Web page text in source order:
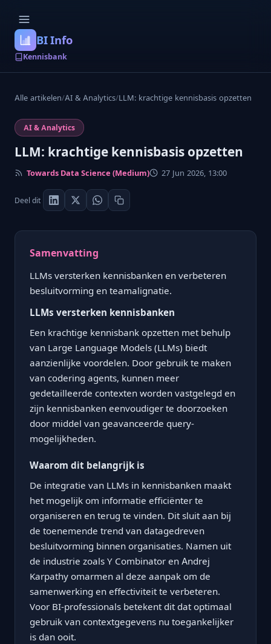
BI Info
Kennisbank
Alle artikelen/AI & Analytics/LLM: krachtige kennisbasis opzetten
AI & Analytics
LLM: krachtige kennisbasis opzetten
Towards Data Science (Medium) 27 Jun 2026, 13:00
Deel dit
Samenvatting
LLMs versterken kennisbanken en verbeteren
besluitvorming en teamalignatie.
LLMs versterken kennisbanken
Een krachtige kennisbank opzetten met behulp
van Large Language Models (LLMs) biedt
aanzienlijke voordelen. Door gebruik te maken
van codering agents, kunnen meer
gedetailleerde contexten worden vastgelegd en
zijn kennisbanken eenvoudiger te doorzoeken
door middel van geavanceerde query-
mogelijkheden.
Waarom dit belangrijk is
De integratie van LLMs in kennisbanken maakt
het mogelijk om informatie efficiënter te
organiseren en terug te vinden. Dit sluit aan bij
de toenemende trend van datagedreven
besluitvorming binnen organisaties. Namen uit
de industrie zoals Y Combinator en Andrej
Karpathy omarmen al deze aanpak om de
samenwerking en effectiviteit te verbeteren.
Voor BI-professionals betekent dit dat optimaal
gebruik van contextgegevens nu toegankelijker
is dan ooit.